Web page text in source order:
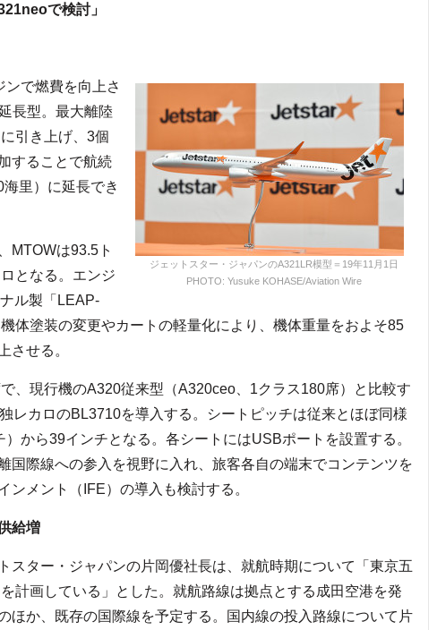
で検討」
ジェットスター・ジャパンのA321LR模型＝19年11月1日
PHOTO: Yusuke KOHASE/Aviation Wire
で燃費を向上さ
長型。最大離陸
引き上げ、3個
することで航続
里）に延長でき
MTOWは93.5ト
となる。エンジ
ル製「LEAP-
体塗装の変更やカートの軽量化により、機体重量をおよそ85
させる。
、現行機のA320従来型（A320ceo、1クラス180席）と比較す
レカロのBL3710を導入する。シートピッチは従来とほぼ同様
から39インチとなる。各シートにはUSBポートを設置する。
国際線への参入を視野に入れ、旅客各自の端末でコンテンツを
ンメント（IFE）の導入も検討する。
給増
スター・ジャパンの片岡優社長は、就航時期について「東京五
計画している」とした。就航路線は拠点とする成田空港を発
ほか、既存の国際線を予定する。国内線の投入路線について片